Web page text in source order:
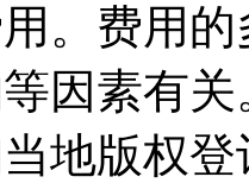
。费用
因素有
地版权